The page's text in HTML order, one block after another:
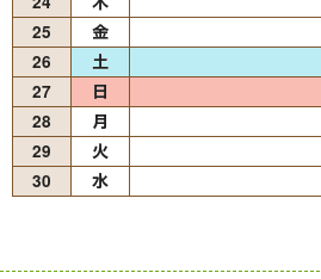
25
26
27
28
29
30